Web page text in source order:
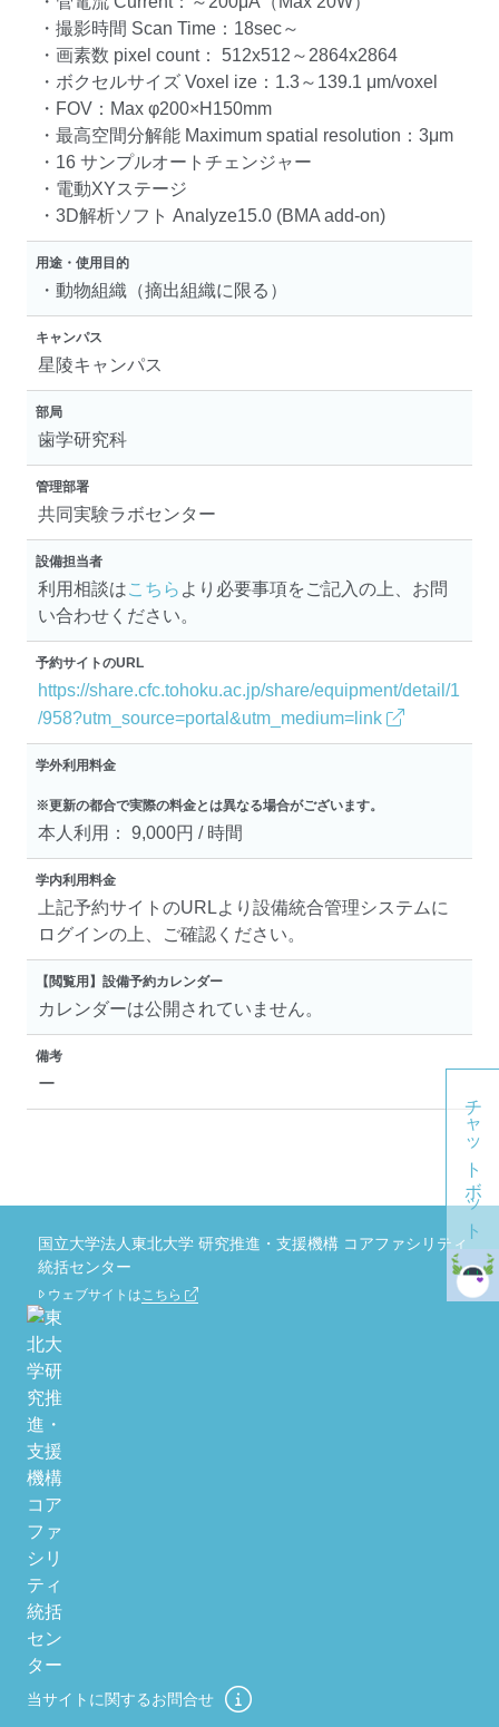
・撮影時間 Scan Time：18sec～
・画素数 pixel count： 512x512～2864x2864
・ボクセルサイズ Voxel ize：1.3～139.1 μm/voxel
・FOV：Max φ200×H150mm
・最高空間分解能 Maximum spatial resolution：3μm
・16 サンプルオートチェンジャー
・電動XYステージ
・3D解析ソフト Analyze15.0 (BMA add-on)
用途・使用目的
・動物組織（摘出組織に限る）
キャンパス
星陵キャンパス
部局
歯学研究科
管理部署
共同実験ラボセンター
設備担当者
利用相談はこちら より必要事項をご記入の上、お問
い合わせください。
予約サイトのURL
https://share.cfc.tohoku.ac.jp/share/equipment/detail/1
/958?utm_source=portal&utm_medium=link
学外利用料金
※更新の都合で実際の料金とは異なる場合がございます。
本人利用： 9,000円 / 時間
学内利用料金
上記予約サイトのURLより設備統合管理システムに
ログインの上、ご確認ください。
【閲覧用】設備予約カレンダー
カレンダーは公開されていません。
備考
ー
チャットボット
当サイトに関するお問合せ
国立大学法人東北大学 研究推進・支援機構 コアファシリティ
統括センター
ウェブサイトはこちら